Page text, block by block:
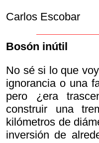
Carlos Escobar
Bosón inútil
No sé si lo que
ignorancia o una
pero ¿era
construir una
kilómetros de
inversión de